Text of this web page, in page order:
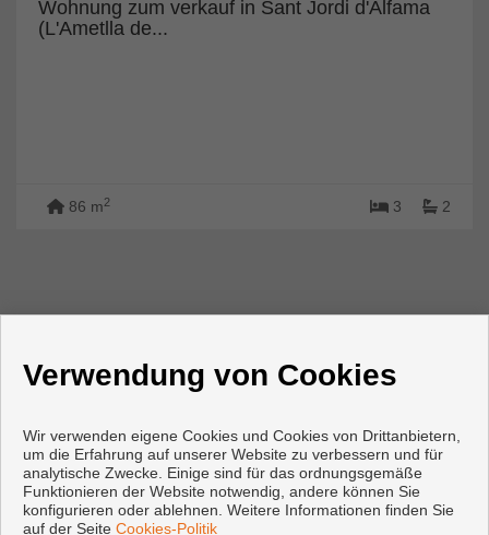
Wohnung zum verkauf in Sant Jordi d'Alfama
(L'Ametlla de...
86 m2 3 2
Verwendung von Cookies
Wir verwenden eigene Cookies und Cookies von Drittanbietern,
um die Erfahrung auf unserer Website zu verbessern und für
analytische Zwecke. Einige sind für das ordnungsgemäße
Funktionieren der Website notwendig, andere können Sie
konfigurieren oder ablehnen. Weitere Informationen finden Sie
auf der Seite Cookies-Politik